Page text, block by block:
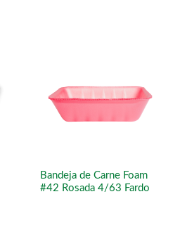
Bandeja de Carne Foam
#42 Rosada 4/63 Fardo